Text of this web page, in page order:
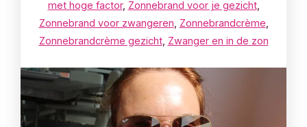
met hoge factor, Zonnebrand voor je gezicht,
Zonnebrand voor zwangeren Zonnebrandcrème
Zonnebrandcrème gezicht, Zwanger en in de zon